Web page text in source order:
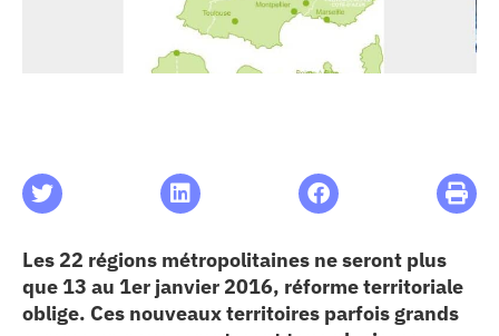
Les 22 régions métropolitaines ne seront plus
que 13 au 1er janvier 2016, réforme territoriale
oblige. Ces nouveaux territoires parfois grands